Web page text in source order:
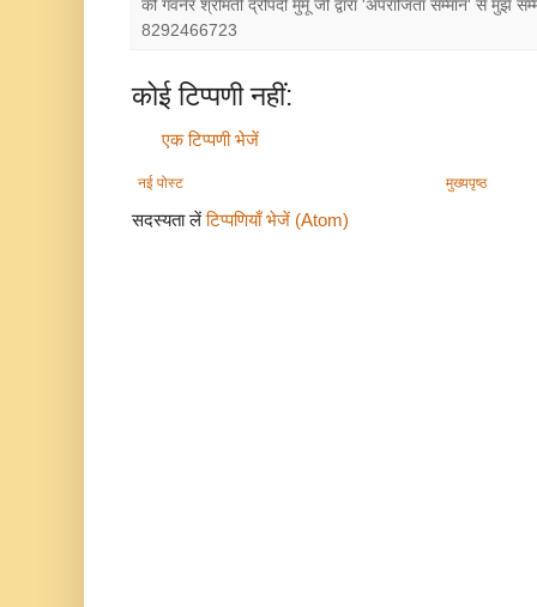
की गवर्नर श्रीमती द्रौपदी मुर्मू जी द्वारा 'अपराजिता सम्मान' से
8292466723
कोई टिप्पणी नहीं:
एक टिप्पणी भेजें
नई पोस्ट मुख्यपृष्ठ
सदस्यता लेंटिप्पणियाँ भेजें (Atom)